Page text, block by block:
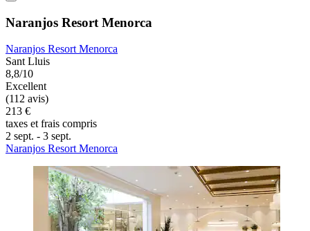
Naranjos Resort Menorca
Naranjos Resort Menorca
Sant Lluis
8,8/10
Excellent
(112 avis)
213 €
taxes et frais compris
2 sept. - 3 sept.
Naranjos Resort Menorca